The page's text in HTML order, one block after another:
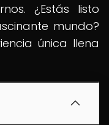
¿Estás listo
mundo?
única llena